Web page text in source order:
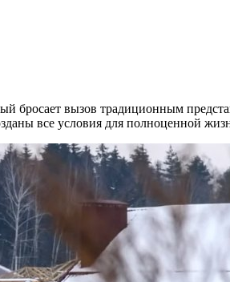
вызов традиционным
все условия для полноценной